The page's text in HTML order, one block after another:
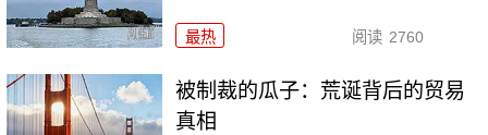
最热 阅读 2760
被制裁的瓜子：荒诞背后的贸易
真相